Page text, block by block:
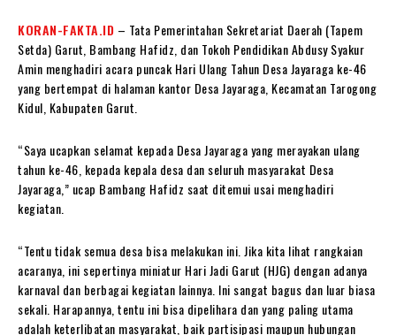
KORAN-FAKTA.ID – Tata Pemerintahan Sekretariat Daerah (Tapem
Setda) Garut, Bambang Hafidz, dan Tokoh Pendidikan Abdusy Syakur
Amin menghadiri acara puncak Hari Ulang Tahun Desa Jayaraga ke-46
yang bertempat di halaman kantor Desa Jayaraga, Kecamatan Tarogong
Kidul, Kabupaten Garut.
“Saya ucapkan selamat kepada Desa Jayaraga yang merayakan ulang
tahun ke-46, kepada kepala desa dan seluruh masyarakat Desa
Jayaraga,” ucap Bambang Hafidz saat ditemui usai menghadiri
kegiatan.
“Tentu tidak semua desa bisa melakukan ini. Jika kita lihat rangkaian
acaranya, ini sepertinya miniatur Hari Jadi Garut (HJG) dengan adanya
karnaval dan berbagai kegiatan lainnya. Ini sangat bagus dan luar biasa
sekali. Harapannya, tentu ini bisa dipelihara dan yang paling utama
adalah keterlibatan masyarakat, baik partisipasi maupun hubungan